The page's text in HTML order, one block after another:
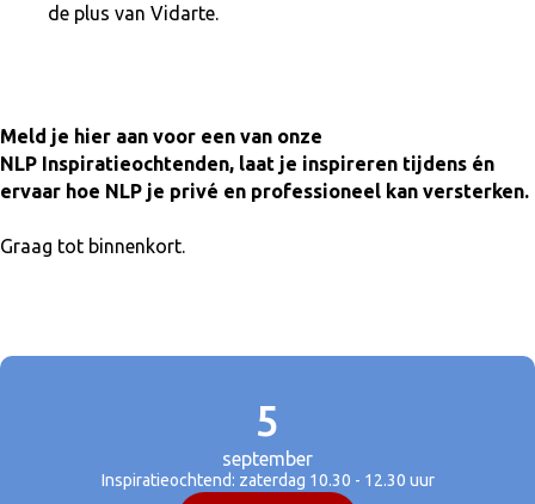
de plus van Vidarte.
Meld je hier aan voor een van onze
NLP Inspiratieochtenden, laat je inspireren tijdens én
ervaar hoe NLP je privé en professioneel kan versterken.
Graag tot binnenkort.
5
september
Inspiratieochtend: zaterdag 10.30 - 12.30 uur